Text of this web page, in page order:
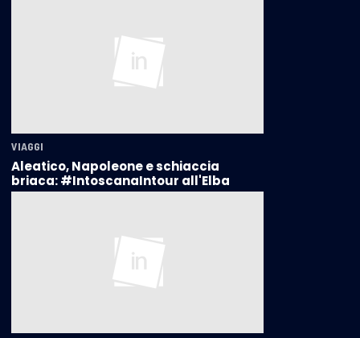
VIAGGI
Aleatico, Napoleone e schiaccia
briaca: #IntoscanaIntour all'Elba